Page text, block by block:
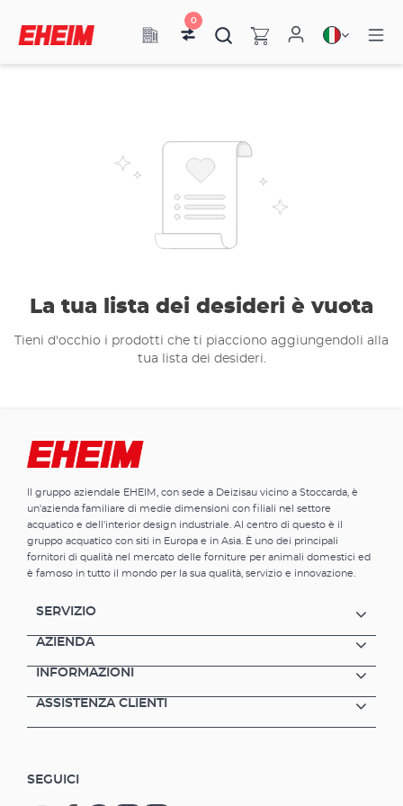
0
La tua lista dei desideri è vuota
Tieni d'occhio i prodotti che ti piacciono aggiungendoli alla
tua lista dei desideri.
Il gruppo aziendale EHEIM, con sede a Deizisau vicino a Stoccarda, è
un'azienda familiare di medie dimensioni con filiali nel settore
acquatico e dell'interior design industriale. Al centro di questo è il
gruppo acquatico con siti in Europa e in Asia. È uno dei principali
fornitori di qualità nel mercato delle forniture per animali domestici ed
è famoso in tutto il mondo per la sua qualità, servizio e innovazione.
SERVIZIO
AZIENDA
INFORMAZIONI
ASSISTENZA CLIENTI
SEGUICI